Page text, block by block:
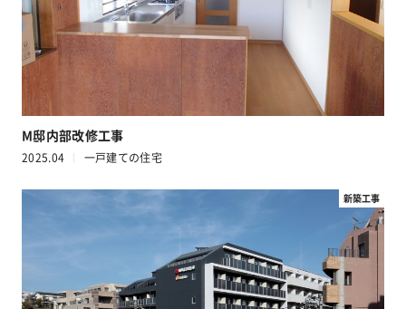
M邸内部改修工事
2025.04 一戸建ての住宅
新築工事